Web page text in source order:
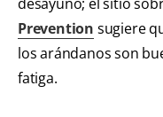
Prevention sugiere
los arándanos son
fatiga.